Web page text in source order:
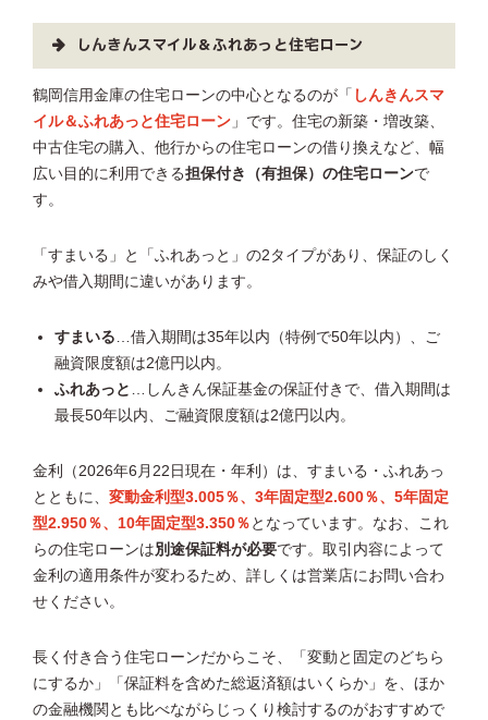
しんきんスマイル＆ふれあっと住宅ローン
鶴岡信用金庫の住宅ローンの中心となるのが「 しんきんスマ
イル＆ふれあっと住宅ローン 」です。住宅の新築・増改築、
中古住宅の購入、他行からの住宅ローンの借り換えなど、幅
広い目的に利用できる担保付き（有担保）の住宅ローンで
す。
「すまいる」と「ふれあっと」の2タイプがあり、保証のしく
みや借入期間に違いがあります。
すまいる …借入期間は35年以内（特例で50年以内）、ご
融資限度額は2億円以内。
ふれあっと …しんきん保証基金の保証付きで、借入期間は
最長50年以内、ご融資限度額は2億円以内。
金利（2026年6月22日現在・年利）は、すまいる・ふれあっ
とともに、 変動金利型3.005％、3年固定型2.600％、5年固定
型2.950％、10年固定型3.350％ となっています。なお、これ
らの住宅ローンは別途保証料が必要です。取引内容によって
金利の適用条件が変わるため、詳しくは営業店にお問い合わ
せください。
長く付き合う住宅ローンだからこそ、「変動と固定のどちら
にするか」「保証料を含めた総返済額はいくらか」を、ほか
の金融機関とも比べながらじっくり検討するのがおすすめで